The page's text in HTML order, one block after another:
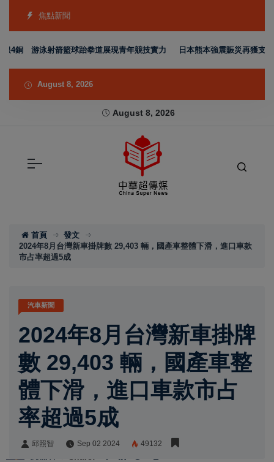
焦點新聞
銅 游泳射箭籃球跆拳道展現青年競技實力 日本熊本強震賑災再獲支持
August 8, 2026
August 8, 2026
首頁
發文
2024年8月台灣新車掛牌數 29,403 輛，國產車整體下滑，進口車款
市占率超過5成
汽車新聞
2024年8月台灣新車掛牌
數 29,403 輛，國產車整
體下滑，進口車款市占
率超過5成
邱照智 Sep 02 2024 49132